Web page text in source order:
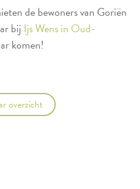
de bewoners van Goriën
bij Ijs Wens in Oud-
komen!
overzicht